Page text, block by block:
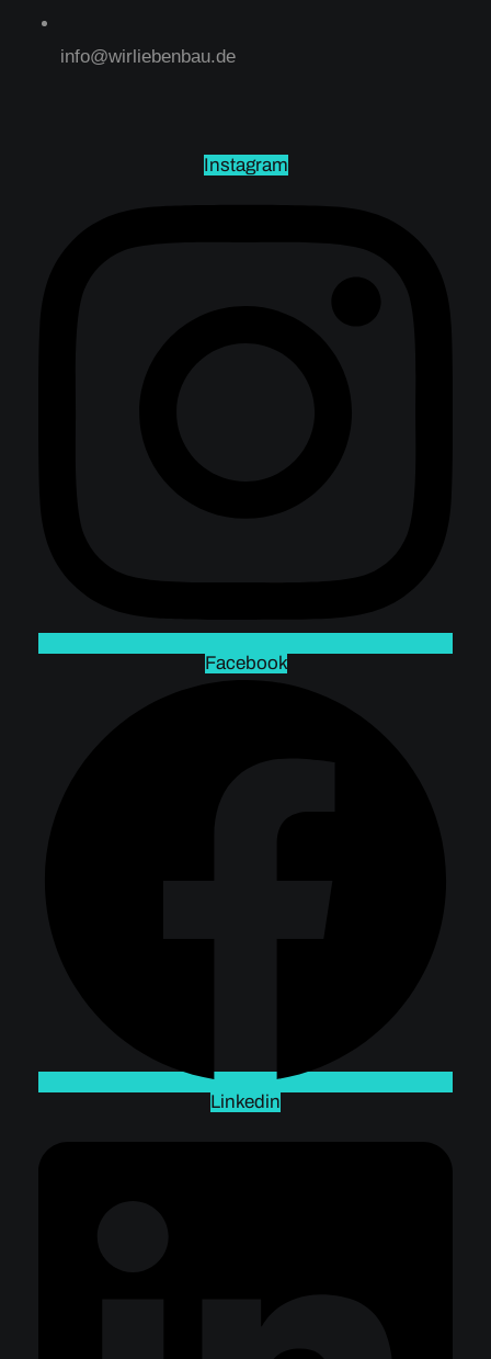
info@wirliebenbau.de
Instagram
Facebook
Linkedin